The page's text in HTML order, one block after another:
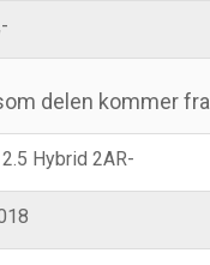
delen kommer fra
2.5 Hybrid 2AR-